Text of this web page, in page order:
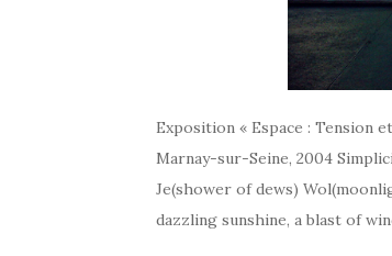
Exposition « Espace : Tension
Marnay-sur-Seine, 2004
Je(shower of dews)
dazzling sunshine, a blast of